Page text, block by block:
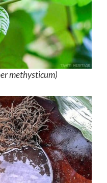
methysticum)